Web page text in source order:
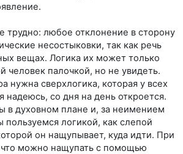
трудно: любое отклонение в сторону
несостыковки, так как речь
вещах. Логика их может только
человек палочкой, но не увидеть.
нужна сверхлогика, которая у всех
надеюсь, со дня на день откроется.
в духовном плане и, за неимением
пользуемся логикой, как слепой
он нащупывает, куда идти. При
что можно нащупать с помощью